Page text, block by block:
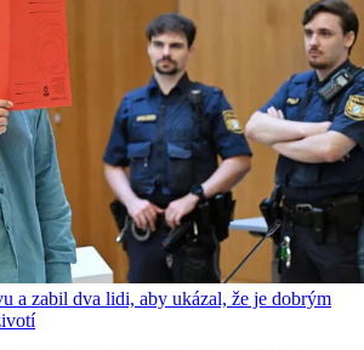
a zabil dva lidi, aby ukázal, že je dobrým